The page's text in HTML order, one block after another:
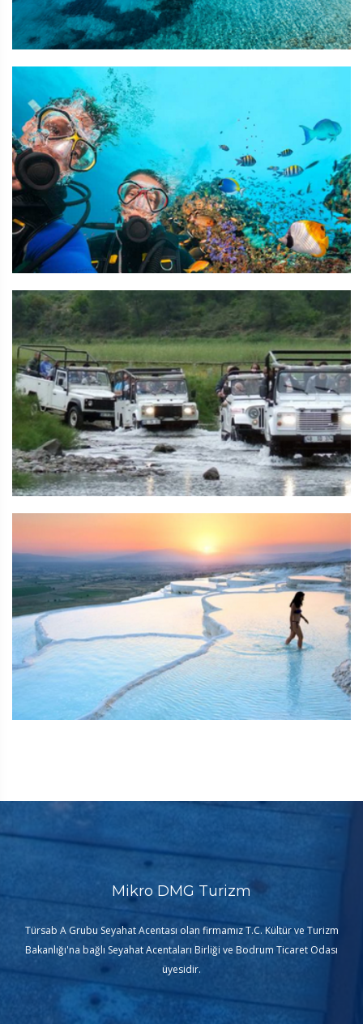
Mikro DMG Turizm
Türsab A Grubu Seyahat Acentası olan firmamız T.C. Kültür ve Turizm
Bakanlığı'na bağlı Seyahat Acentaları Birliği ve Bodrum Ticaret Odası
üyesidir.